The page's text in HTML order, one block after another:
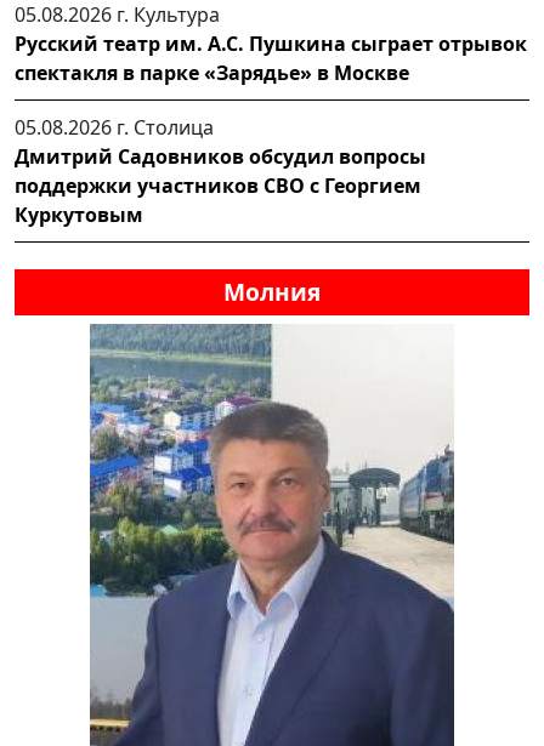
05.08.2026 г. Культура
Русский театр им. А.С. Пушкина сыграет отрывок
спектакля в парке «Зарядье» в Москве
05.08.2026 г. Столица
Дмитрий Садовников обсудил вопросы
поддержки участников СВО с Георгием
Куркутовым
Молния